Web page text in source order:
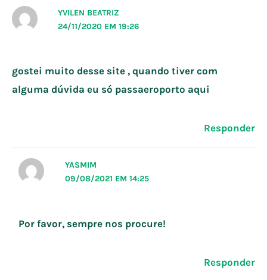
YVILEN BEATRIZ
24/11/2020 EM 19:26
gostei muito desse site , quando tiver com
alguma dúvida eu só passaeroporto aqui
Responder
YASMIM
09/08/2021 EM 14:25
Por favor, sempre nos procure!
Responder